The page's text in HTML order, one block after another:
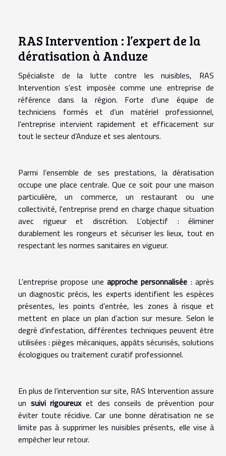
RAS Intervention : l’expert de la
dératisation à Anduze
Spécialiste de la lutte contre les nuisibles, RAS
Intervention s’est imposée comme une entreprise de
référence dans la région. Forte d’une équipe de
techniciens formés et d’un matériel professionnel,
l’entreprise intervient rapidement et efficacement sur
tout le secteur d’Anduze et ses alentours.
Parmi l’ensemble de ses prestations, la dératisation
occupe une place centrale. Que ce soit pour une maison
particulière, un commerce, un restaurant ou une
collectivité, l'entreprise prend en charge chaque situation
avec rigueur et discrétion. L’objectif : éliminer
durablement les rongeurs et sécuriser les lieux, tout en
respectant les normes sanitaires en vigueur.
L'entreprise propose une approche personnalisée : après
un diagnostic précis, les experts identifient les espèces
présentes, les points d’entrée, les zones à risque et
mettent en place un plan d’action sur mesure. Selon le
degré d’infestation, différentes techniques peuvent être
utilisées : pièges mécaniques, appâts sécurisés, solutions
écologiques ou traitement curatif professionnel.
En plus de l’intervention sur site, RAS Intervention assure
un suivi rigoureuxet des conseils de prévention pour
éviter toute récidive. Car une bonne dératisation ne se
limite pas à supprimer les nuisibles présents, elle vise à
empêcher leur retour.